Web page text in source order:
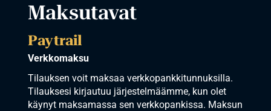
Maksutavat
Paytrail
Verkkomaksu
Tilauksen voit maksaa verkkopankkitunnuksilla.
Tilauksesi kirjautuu järjestelmäämme, kun olet
käynyt maksamassa sen verkkopankissa. Maksun